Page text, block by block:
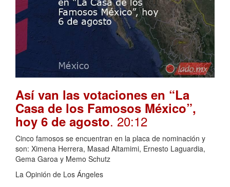
Así van las votaciones en “La
Casa de los Famosos México”,
hoy 6 de agosto. 20:12
Cinco famosos se encuentran en la placa de nominación y
son: Ximena Herrera, Masad Altamimi, Ernesto Laguardia,
Gema Garoa y Memo Schutz
La Opinión de Los Ángeles